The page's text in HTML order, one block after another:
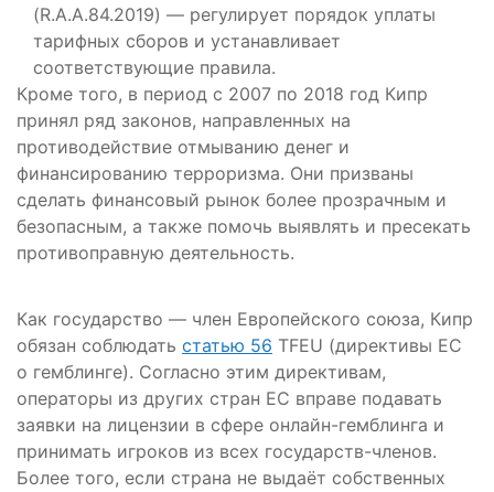
(R.A.A.84.2019) — регулирует порядок уплаты
тарифных сборов и устанавливает
соответствующие правила.
Кроме того, в период с 2007 по 2018 год Кипр
принял ряд законов, направленных на
противодействие отмыванию денег и
финансированию терроризма. Они призваны
сделать финансовый рынок более прозрачным и
безопасным, а также помочь выявлять и пресекать
противоправную деятельность.
Как государство — член Европейского союза, Кипр
обязан соблюдать статью 56 TFEU (директивы ЕС
о гемблинге). Согласно этим директивам,
операторы из других стран ЕС вправе подавать
заявки на лицензии в сфере онлайн-гемблинга и
принимать игроков из всех государств-членов.
Более того, если страна не выдаёт собственных